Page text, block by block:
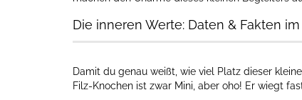
Die inneren Werte: Daten & Fakten
Damit du genau weißt, wie viel Platz dieser
Filz-Knochen ist zwar Mini, aber oho! Er wiegt